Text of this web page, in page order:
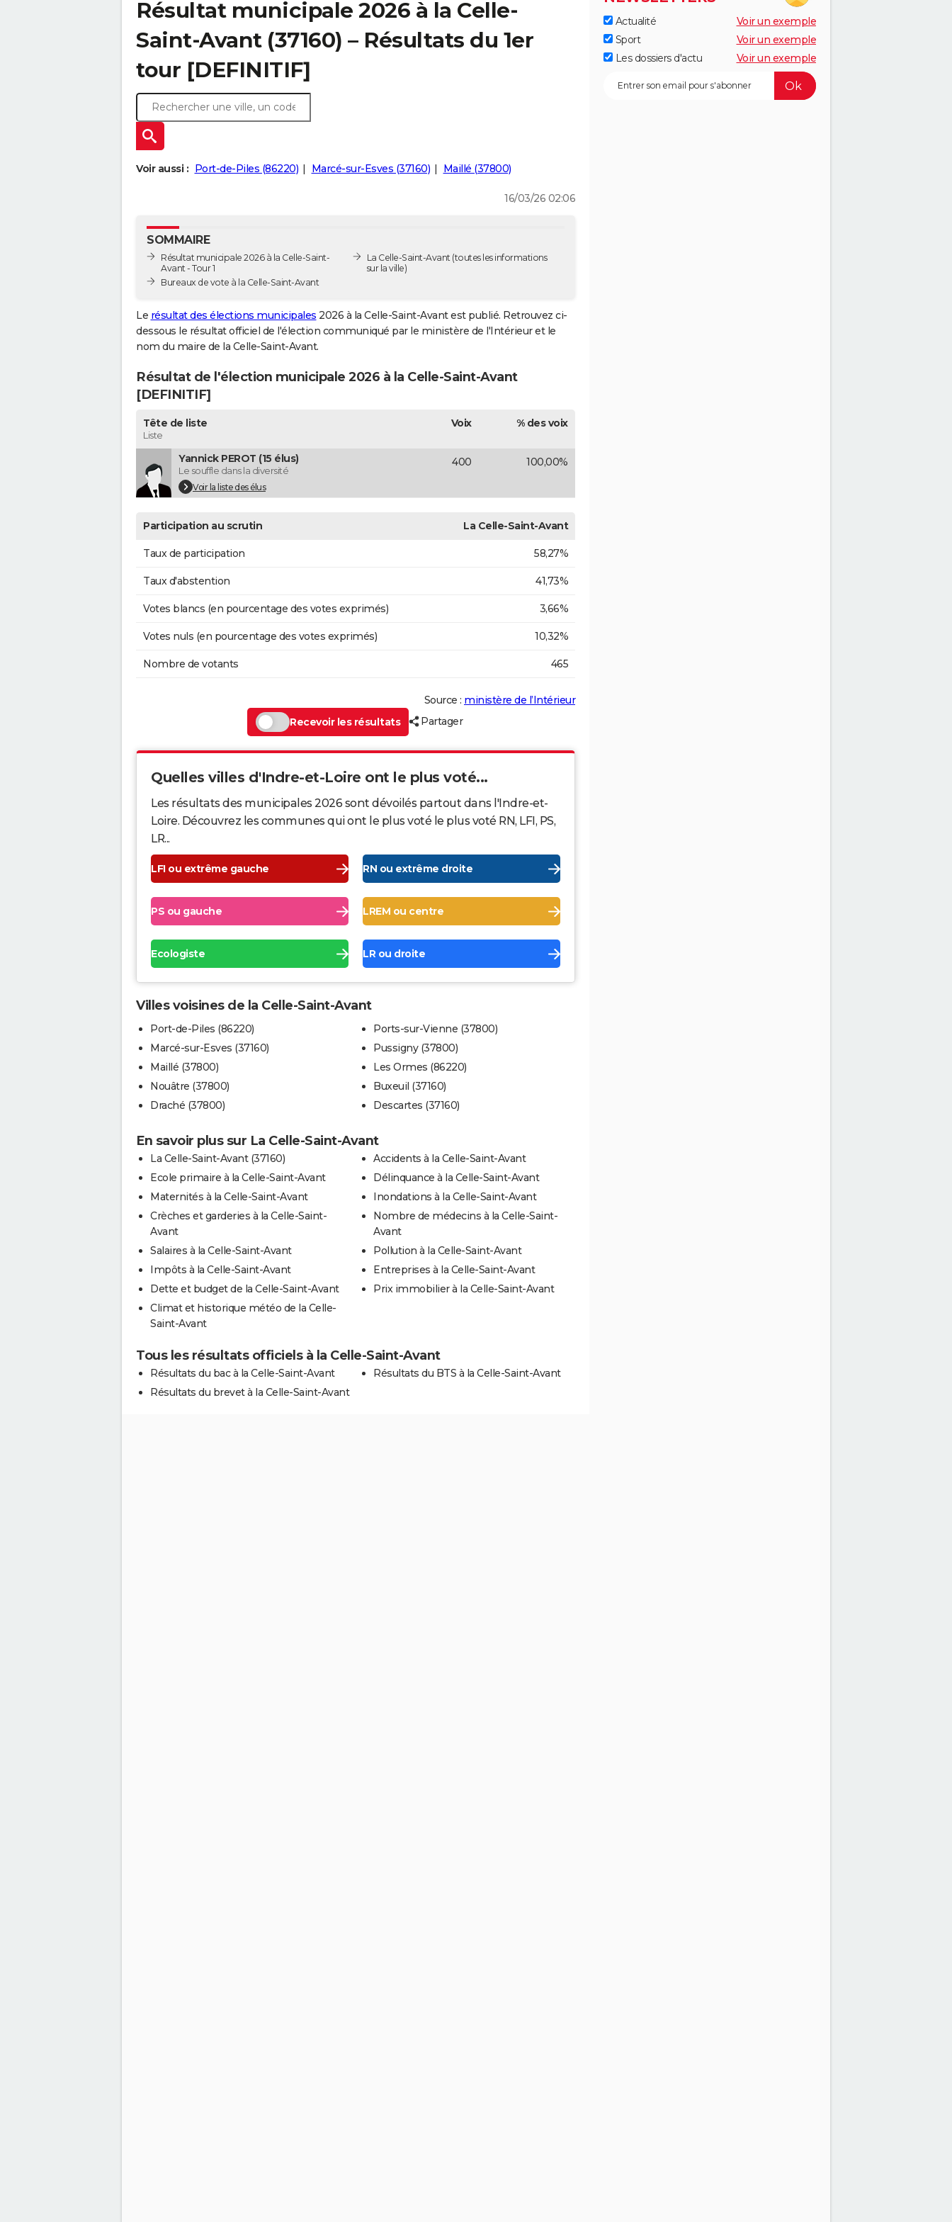
Résultat municipale 2026 à la Celle-
Saint-Avant (37160) – Résultats du 1er
tour [DEFINITIF]
Voir aussi : Port-de-Piles (86220) Marcé-sur-Esves (37160) Maillé (37800)
16/03/26 02:06
SOMMAIRE
Résultat municipale 2026 à la Celle-Saint-
Avant - Tour 1
Bureaux de vote à la Celle-Saint-Avant
La Celle-Saint-Avant (toutes les informations
sur la ville)
Le résultat des élections municipales 2026 à la Celle-Saint-Avant est publié. Retrouvez ci-
dessous le résultat officiel de l'élection communiqué par le ministère de l'Intérieur et le
nom du maire de la Celle-Saint-Avant.
Résultat de l'élection municipale 2026 à la Celle-Saint-Avant
[DEFINITIF]
Tête de liste
Liste
Voix % des voix
Yannick PEROT (15 élus)
Le souffle dans la diversité
Voir la liste des élus
400 100,00%
Participation au scrutin La Celle-Saint-Avant
Taux de participation 58,27%
Taux d'abstention 41,73%
Votes blancs (en pourcentage des votes exprimés) 3,66%
Votes nuls (en pourcentage des votes exprimés) 10,32%
Nombre de votants 465
Source : ministère de l’Intérieur
Recevoir les résultats
Partager
Quelles villes d'Indre-et-Loire ont le plus voté...
Les résultats des municipales 2026 sont dévoilés partout dans l'Indre-et-
Loire. Découvrez les communes qui ont le plus voté le plus voté RN, LFI, PS,
LR...
LFI ou extrême gauche RN ou extrême droite
PS ou gauche LREM ou centre
Ecologiste LR ou droite
Villes voisines de la Celle-Saint-Avant
Port-de-Piles (86220)
Marcé-sur-Esves (37160)
Maillé (37800)
Nouâtre (37800)
Draché (37800)
Ports-sur-Vienne (37800)
Pussigny (37800)
Les Ormes (86220)
Buxeuil (37160)
Descartes (37160)
En savoir plus sur La Celle-Saint-Avant
La Celle-Saint-Avant (37160)
Ecole primaire à la Celle-Saint-Avant
Maternités à la Celle-Saint-Avant
Crèches et garderies à la Celle-Saint-
Avant
Salaires à la Celle-Saint-Avant
Impôts à la Celle-Saint-Avant
Dette et budget de la Celle-Saint-Avant
Climat et historique météo de la Celle-
Saint-Avant
Accidents à la Celle-Saint-Avant
Délinquance à la Celle-Saint-Avant
Inondations à la Celle-Saint-Avant
Nombre de médecins à la Celle-Saint-
Avant
Pollution à la Celle-Saint-Avant
Entreprises à la Celle-Saint-Avant
Prix immobilier à la Celle-Saint-Avant
Tous les résultats officiels à la Celle-Saint-Avant
Résultats du bac à la Celle-Saint-Avant
Résultats du brevet à la Celle-Saint-Avant
Résultats du BTS à la Celle-Saint-Avant
Actualité
Voir un exemple
Sport
Voir un exemple
Les dossiers d'actu
Voir un exemple